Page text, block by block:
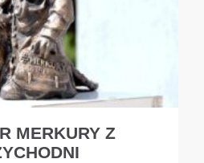
MERKURY Z